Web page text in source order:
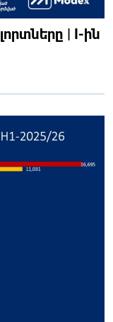
| I-ին